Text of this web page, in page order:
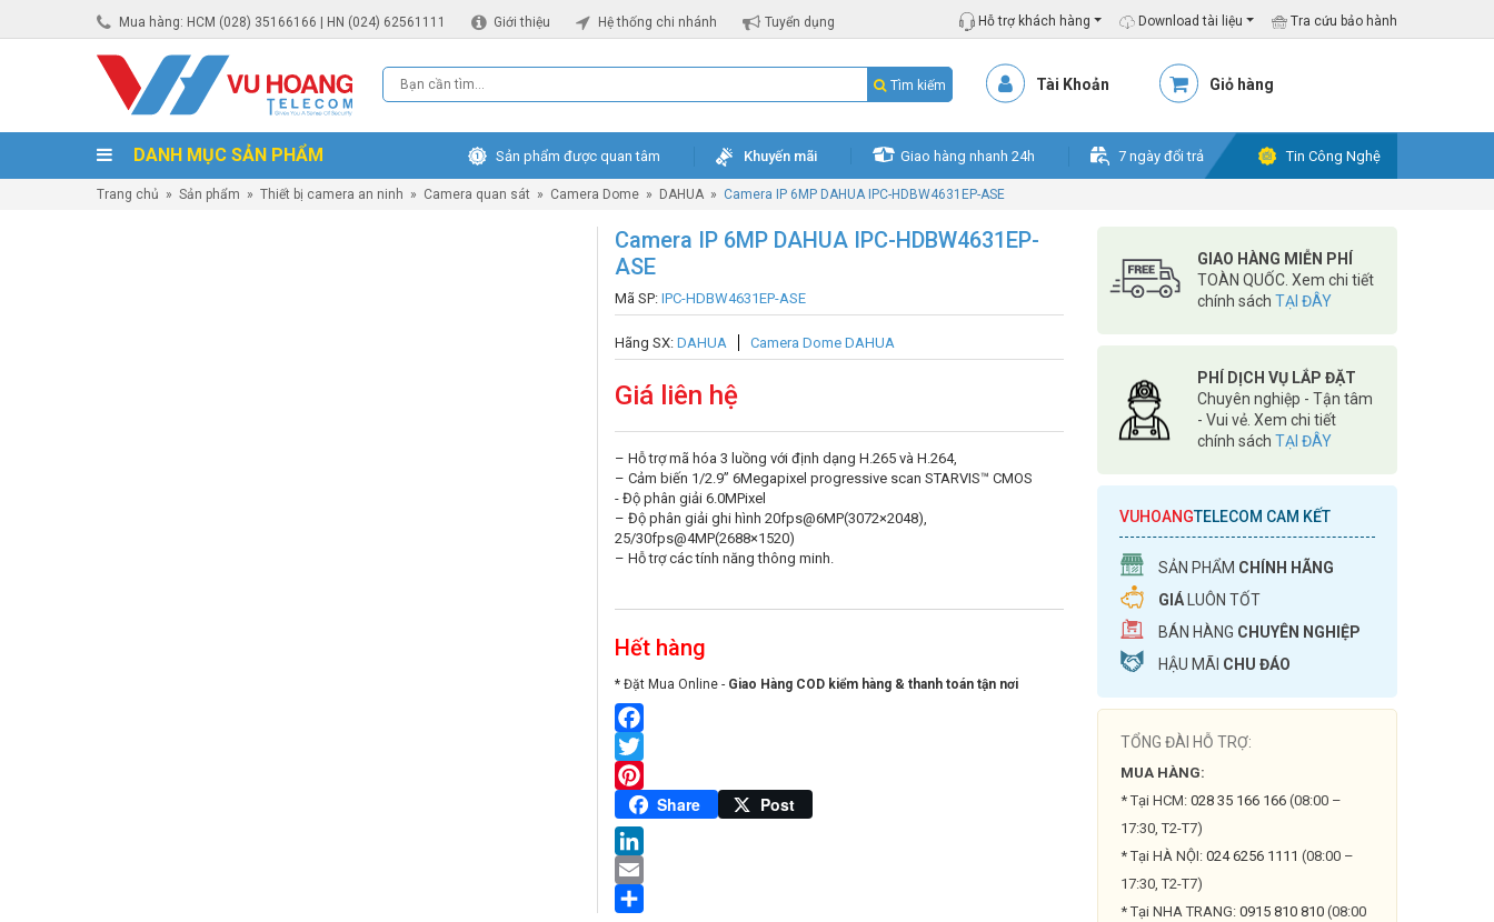
Mua hàng: HCM (028) 35166166 | HN (024) 62561111 Giới thiệu Hệ thống chi nhánh Tuyển dụng Hỗ trợ khách hàng Download tài liệu Tra cứu bảo hành
Tìm kiếm Tài Khoản Giỏ hàng
DANH MỤC SẢN PHẨM Sản phẩm được quan tâm Khuyến mãi Giao hàng nhanh 24h 7 ngày đổi trả Tin Công Nghệ
Trang chủ » Sản phẩm » Thiết bị camera an ninh » Camera quan sát » Camera Dome » DAHUA » Camera IP 6MP DAHUA IPC-HDBW4631EP-ASE
Camera IP 6MP DAHUA IPC-HDBW4631EP-
ASE
Mã SP: IPC-HDBW4631EP-ASE
Hãng SX: DAHUA Camera Dome DAHUA
Giá liên hệ
– Hỗ trợ mã hóa 3 luồng với định dạng H.265 và H.264,
– Cảm biến 1/2.9” 6Megapixel progressive scan STARVIS™ CMOS
​- Độ phân giải 6.0MPixel
– Độ phân giải ghi hình 20fps@6MP(3072×2048),
25/30fps@4MP(2688×1520)
– Hỗ trợ các tính năng thông minh.
Hết hàng
* Đặt Mua Online - Giao Hàng COD kiểm hàng & thanh toán tận nơi
Facebook
Twitter
Pinterest
Share Post
LinkedIn
Email
GIAO HÀNG MIỄN PHÍ
TOÀN QUỐC. Xem chi tiết
chính sách TẠI ĐÂY
PHÍ DỊCH VỤ LẮP ĐẶT
Chuyên nghiệp - Tận tâm
- Vui vẻ. Xem chi tiết
chính sách TẠI ĐÂY
VUHOANGTELECOM CAM KẾT
SẢN PHẨM CHÍNH HÃNG
GIÁ LUÔN TỐT
BÁN HÀNG CHUYÊN NGHIỆP
HẬU MÃI CHU ĐÁO
TỔNG ĐÀI HỖ TRỢ:
MUA HÀNG:
* Tại HCM: 028 35 166 166 (08:00 –
17:30, T2-T7)
* Tại HÀ NỘI: 024 6256 1111 (08:00 –
17:30, T2-T7)
* Tại NHA TRANG: 0915 810 810 (08:00